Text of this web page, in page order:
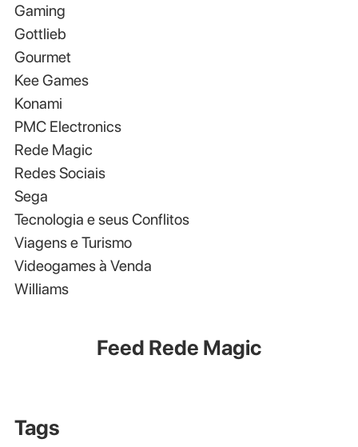
Gaming
Gottlieb
Gourmet
Kee Games
Konami
PMC Electronics
Rede Magic
Redes Sociais
Sega
Tecnologia e seus Conflitos
Viagens e Turismo
Videogames à Venda
Williams
Feed Rede Magic
Tags